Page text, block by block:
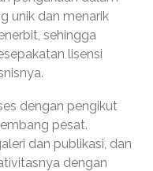
unik dan menarik
sehingga
lisensi
dengan pengikut
pesat.
dan publikasi, dan
dengan